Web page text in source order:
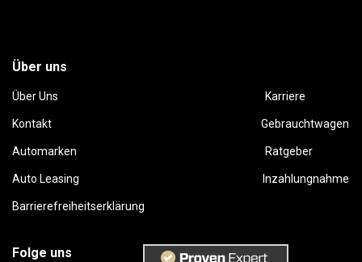
Über uns
Über Uns Karriere
Kontakt Gebrauchtwagen
Automarken Ratgeber
Auto Leasing Inzahlungnahme
Barrierefreiheitserklärung
Folge uns